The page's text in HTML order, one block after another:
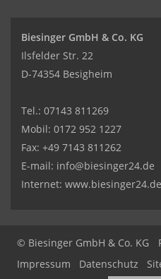
Biesinger GmbH & Co. KG
Ilsfelder Str. 22
D-74354 Besigheim
Tel.: 07143 811269
Mobil: 0172 952 1227
Fax: +49 7143 811262
E-mail: info@biesinger24.de
Internet: www.biesinger24.de
© Biesinger GmbH & Co. KG
Impressum
Datenschutz